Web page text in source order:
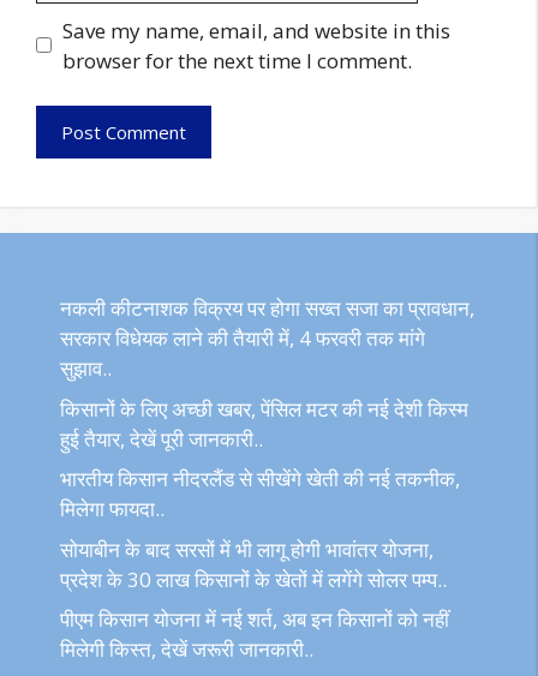
Save my name, email, and website in this
browser for the next time I comment.
नकली कीटनाशक विक्रय पर होगा सख्त सजा का प्रावधान,
सरकार विधेयक लाने की तैयारी में, 4 फरवरी तक मांगे
सुझाव..
किसानों के लिए अच्छी खबर, पेंसिल मटर की नई देशी किस्म
हुई तैयार, देखें पूरी जानकारी..
भारतीय किसान नीदरलैंड से सीखेंगे खेती की नई तकनीक,
मिलेगा फायदा..
सोयाबीन के बाद सरसों में भी लागू होगी भावांतर योजना,
प्रदेश के 30 लाख किसानों के खेतों में लगेंगे सोलर पम्प..
पीएम किसान योजना में नई शर्त, अब इन किसानों को नहीं
मिलेगी किस्त, देखें जरूरी जानकारी..